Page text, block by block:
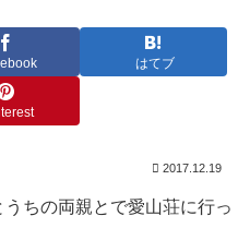
はてブ
2017.12.19
ちの両親とで愛山荘に行っ